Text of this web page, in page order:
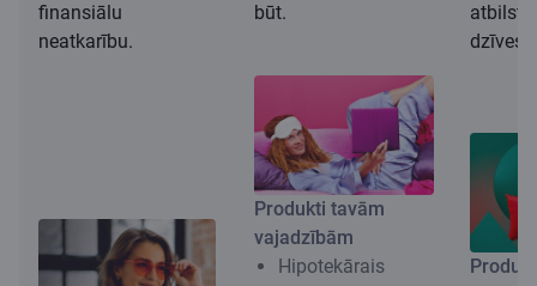
finansiālu
neatkarību.
būt.
Produkti tavām
vajadzībām
Hipotekārais